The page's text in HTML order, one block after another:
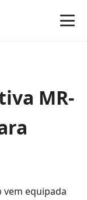
MR-
vem equipada